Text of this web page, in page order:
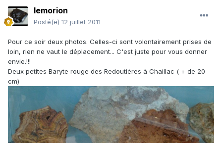
lemorion
Posté(e) 12 juillet 2011
Pour ce soir deux photos. Celles-ci sont volontairement prises de
loin, rien ne vaut le déplacement... C'est juste pour vous donner
envie.!!!
Deux petites Baryte rouge des Redoutières à Chaillac ( + de 20
cm)